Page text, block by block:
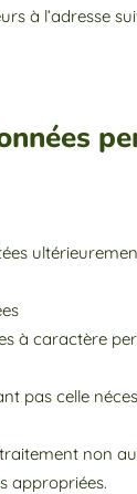
à l’adresse
à caractère
pas celle
non
appropriées.